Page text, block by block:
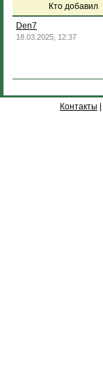
Кто добавил
Den7
18.03.2025, 12:37
Контакты